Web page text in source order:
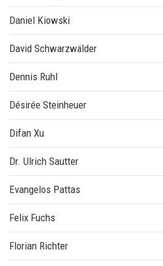
Daniel Kiowski
David Schwarzwälder
Dennis Ruhl
Désirée Steinheuer
Difan Xu
Dr. Ulrich Sautter
Evangelos Pattas
Felix Fuchs
Florian Richter